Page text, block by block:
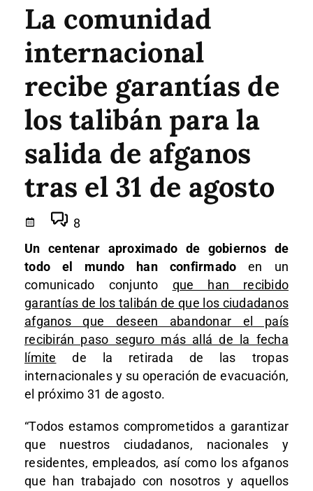
La comunidad
internacional
recibe garantías de
los talibán para la
salida de afganos
tras el 31 de agosto
8
Un centenar aproximado de gobiernos de
todo el mundo han confirmado en un
comunicado conjunto que han recibido
garantías de los talibán de que los ciudadanos
afganos que deseen abandonar el país
recibirán paso seguro más allá de la fecha
límite de la retirada de las tropas
internacionales y su operación de evacuación,
el próximo 31 de agosto.
“Todos estamos comprometidos a garantizar
que nuestros ciudadanos, nacionales y
residentes, empleados, así como los afganos
que han trabajado con nosotros y aquellos